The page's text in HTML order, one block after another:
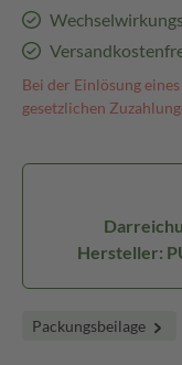
Bei der Einlösung
gesetzlichen
Hersteller:
Packungsbeilage